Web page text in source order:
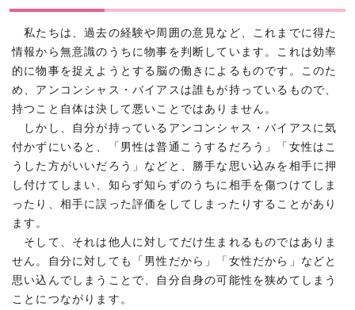
私たちは、過去の経験や周囲の意見など、これまでに得た
情報から無意識のうちに物事を判断しています。これは効率
的に物事を捉えようとする脳の働きによるものです。このた
め、アンコンシャス・バイアスは誰もが持っているもので、
持つこと自体は決して悪いことではありません。
しかし、自分が持っているアンコンシャス・バイアスに気
付かずにいると、「男性は普通こうするだろう」「女性はこ
うした方がいいだろう」などと、勝手な思い込みを相手に押
し付けてしまい、知らず知らずのうちに相手を傷つけてしま
ったり、相手に誤った評価をしてしまったりすることがあり
ます。
そして、それは他人に対してだけ生まれるものではありま
せん。自分に対しても「男性だから」「女性だから」などと
思い込んでしまうことで、自分自身の可能性を狭めてしまう
ことにつながります。